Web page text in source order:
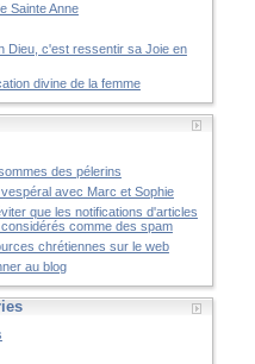
Sainte Anne
Dieu, c'est ressentir sa Joie en
divine de la femme
des pélerins
avec Marc et Sophie
que les notifications d'articles
comme des spam
chrétiennes sur le web
au blog